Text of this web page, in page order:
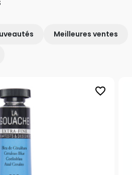
Meilleures ventes
favorite_border